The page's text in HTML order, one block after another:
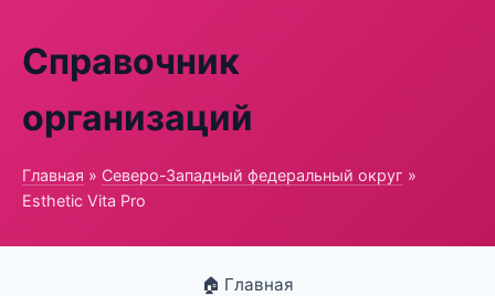
Справочник
организаций
Главная » Северо-Западный федеральный округ »
Esthetic Vita Pro
🏠 Главная